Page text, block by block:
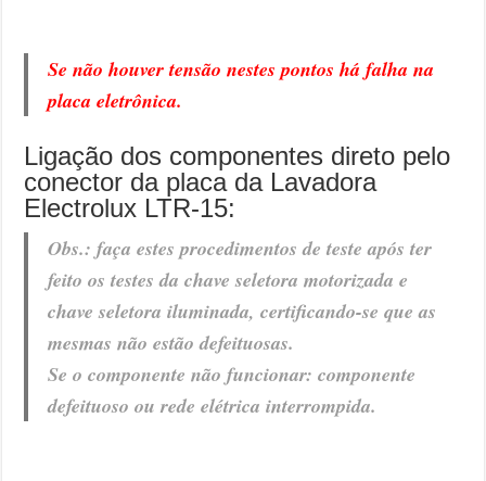
Se não houver tensão nestes pontos há falha na
placa eletrônica.
Ligação dos componentes direto pelo
conector da placa da Lavadora
Electrolux LTR-15:
Obs.: faça estes procedimentos de teste após ter
feito os testes da chave seletora motorizada e
chave seletora iluminada, certificando-se que as
mesmas não estão defeituosas.
Se o componente não funcionar: componente
defeituoso ou rede elétrica interrompida.